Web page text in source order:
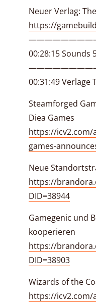
Neuer Verlag:
https://
00:28:15 Sounds
00:31:49 Verlage
Steamforged
Diea Games
https://icv2.com/
games-
Neue
https://
DID=38944
Gamegenic und
kooperieren
https://
DID=38903
Wizards of the
https://icv2.com/